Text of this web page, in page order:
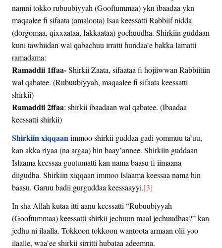
namni tokko rubuubiyyah (Gooftummaa) ykn ibaadaa ykn
maqaalee fi sifaata (amaloota) Isaa keessatti Rabbiif nidda
(dorgomaa, qixxaataa, fakkaataa) gochuudha. Shirkiin guddaan
kuni tawhiidan wal qabachuu irratti hundaa’e bakka lamatti
ramadama:
Ramaddii 1ffaa-Shirkii Zaata, sifaataa fi hojiiwwan Rabbiitiin
wal qabatee. (Rubuubiyyah, maqaalee fi sifaata keessatti
shirkii)
Ramaddii 2ffaa: shirkii ibaadaan wal qabatee. (Ibaadaa
keessatti shirkii)
Shirkiin xiqqaan immoo shirkii guddaa gadi yommuu ta’uu,
kan akka riyaa (na argaa) hin baay’annee. Shirkiin guddaan
Islaama keessaa guutumatti kan nama baasu fi iimaana
diigudha. Shirkiin xiqqaan immoo Islaama keessaa nama hin
baasu. Garuu badii gurguddaa keessaayyi.[3]
In sha Allah kutaa itti aanu keessatti “Rubuubiyyah
(Gooftummaa) keessatti shirkii jechuun maal jechuudhaa?” kan
jedhu ni ilaalla. Tokkoon tokkoon wantoota armaan olii yoo
ilaalle, waa’ee shirkii sirritti hubataa adeemna.